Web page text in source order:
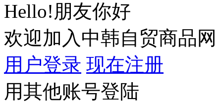
Hello!朋友你好
欢迎加入中韩自贸商品网
用户登录 现在注册
用其他账号登陆